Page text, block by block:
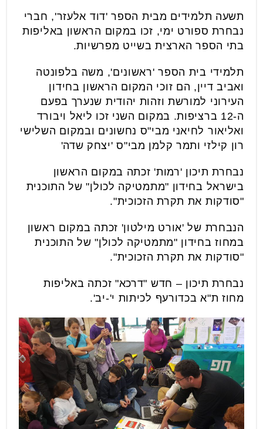
תשעה תלמידים מבית הספר 'דוד אלעזר', חברי
נבחרת ספורט ימי, זכו במקום הראשון באליפות
בתי הספר הארצית בשייט מפרשיות.
תלמידי בית הספר 'ראשונים', משה בלפונטה
ואביב דיין, הם זוכי המקום הראשון בחידון
העירוני למורשת וזהות יהודית שנערך בפעם
ה-12 ברציפות. במקום השני זכו ליאל ויבורד
ואליאור לחיאני מבי"ס נחשונים ובמקום השלישי
רון קילזי ותמר קלמן מבי"ס 'יצחק שדה'
נבחרת תיכון 'רמות' זכתה במקום הראשון
בישראל בחידון "מתמטיקה לכולן" של התוכנית
"סודקות את תקרת הזכוכית".
הנבחרת של 'אורט מילטון' זכתה במקום ראשון
במחוז בחידון "מתמטיקה לכולן" של התוכנית
"סודקות את תקרת הזכוכית".
נבחרת תיכון – חדש "דרכא" זכתה באליפות
מחוז ת"א בכדורעף לכיתות י'-יב'.